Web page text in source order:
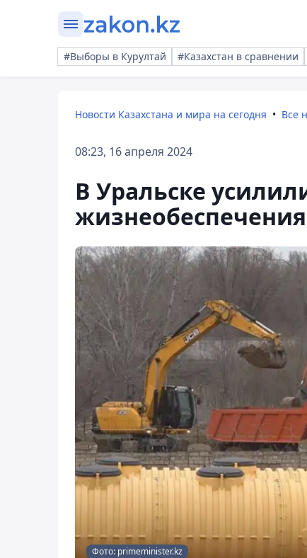
#Выборы в Курултай #Казахстан в сравнении
Новости Казахстана и мира на сегодня Все
08:23, 16 апреля 2024
В Уральске
Фото: primeminister.kz